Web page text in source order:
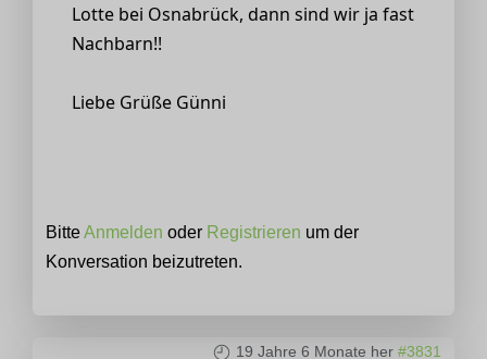
Lotte bei Osnabrück, dann sind wir ja fast
Nachbarn!!
Liebe Grüße Günni
BitteAnmelden oder Registrieren um der
Konversation beizutreten.
19 Jahre 6 Monate her #3831